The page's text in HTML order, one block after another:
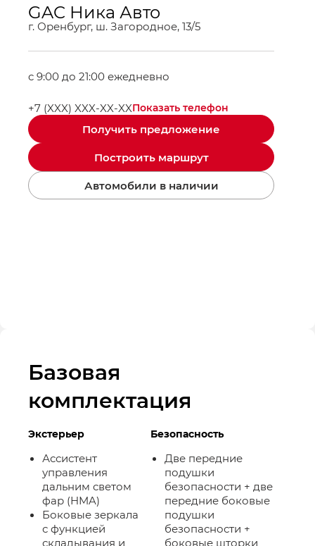
GAC Ника Авто
г. Оренбург, ш. Загородное, 13/5
c 9:00 до 21:00 ежедневно
Показать телефон
+7 (XXX) XXX-XX-XX
Получить предложение
Построить маршрут
Автомобили в наличии
Базовая
комплектация
Экстерьер
Ассистент
управления
дальним светом
фар (HMA)
Боковые зеркала
с функцией
складывания и
Безопасность
Две передние
подушки
безопасности + две
передние боковые
подушки
безопасности +
боковые шторки